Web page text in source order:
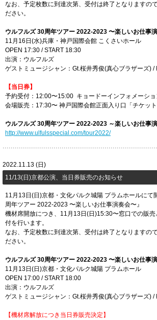
なお、予定枚数に到達次第、受付は終了となりますの
ださい。
ウルフルズ 30周年ツアー 2022-2023 〜楽しいお仕事
11月16日(水)兵庫・神戸国際会館 こくさいホール
OPEN 17:30 / START 18:30
出演：ウルフルズ
ゲストミュージシャン：Gt.桜井秀俊(真心ブラザーズ) /
【当日券】
予約受付：12:00〜15:00 キョードーインフォメーシ
会場販売：17:30〜 神戸国際会館正面入り口「チケット
ウルフルズ 30周年ツアー 2022-2023 ～楽しいお仕事
http://www.ulfulsspecial.com/tour2022/
2022.11.13 (日)
11/13(日)京都公演、当日券販売のお知らせ
11月13日(日)京都・文化パルク城陽 プラムホールにて
周年ツアー 2022-2023 〜楽しいお仕事演奏会〜』
機材席開放につき、11月13日(日)15:30〜窓口での販
付を行います。
なお、予定枚数に到達次第、受付は終了となりますの
ださい。
ウルフルズ 30周年ツアー 2022-2023 〜楽しいお仕事
11月13日(日)京都・文化パルク城陽 プラムホール
OPEN 17:00 / START 18:00
出演：ウルフルズ
ゲストミュージシャン：Gt.桜井秀俊(真心ブラザーズ) /
【機材席解放につき当日券販売決定】